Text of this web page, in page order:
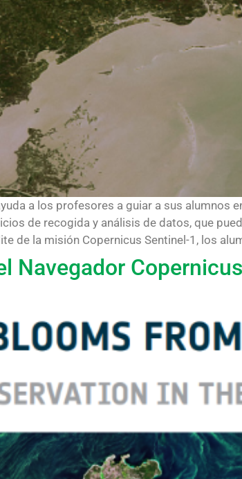
a los profesores a guiar a sus
de recogida y análisis de datos, que
de la misión Copernicus Sentinel-1, los
Navegador